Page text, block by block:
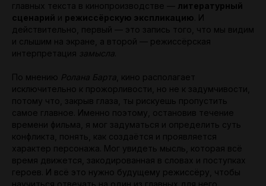
главных текста в кинопроизводстве — литературный
сценарий и режиссёрскую экспликацию . И
действительно, первый — это запись того, что мы видим
и слышим на экране, а второй — режиссёрская
интерпретация
замысла
По мнению Ролана Барта , кино располагает
исключительно к прожорливости, но не к задумчивости,
потому что, закрыв глаза, ты рискуешь пропустить
самое главное. Именно поэтому, остановив течение
времени фильма, я мог задуматься и определить суть
конфликта, понять, как создаётся и проявляется
характер персонажа. Мог увидеть мысль, которая всё
время движется, закодированная в словах и поступках
героев. И всё это нужно будущему режиссёру, чтобы